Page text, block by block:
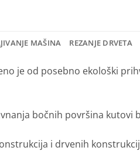
MAŠINA REZANJE DRVETA
je od posebno ekološki
bočnih površina kutovi
i drvenih